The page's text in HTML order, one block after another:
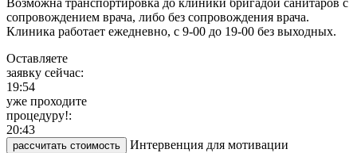
Возможна транспортировка до клиники бригадой санитаров с
сопровождением врача, либо без сопровождения врача.
Клиника работает ежедневно, с 9-00 до 19-00 без выходных.
Оставляете
заявку сейчас:
19:54
уже проходите
процедуру!:
20:44
рассчитать стоимость
Интервенция для мотивации